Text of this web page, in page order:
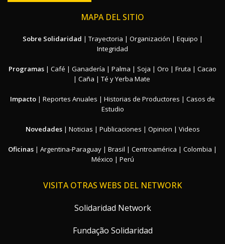
MAPA DEL SITIO
Sobre Solidaridad | Trayectoria | Organización | Equipo |
Integridad
Programas | Café | Ganadería | Palma | Soja | Oro | Fruta | Cacao
| Caña | Té y Yerba Mate
Impacto | Reportes Anuales | Historias de Productores | Casos de
Estudio
Novedades| Noticias | Publicaciones | Opinion | Videos
Oficinas | Argentina-Paraguay | Brasil | Centroamérica | Colombia |
México | Perú
VISITA OTRAS WEBS DEL NETWORK
Solidaridad Network
Fundação Solidaridad